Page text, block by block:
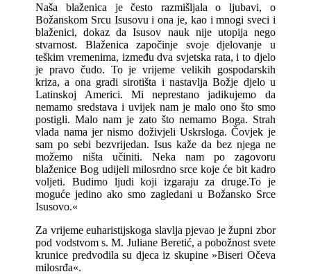
Naša blaženica je često razmišljala o ljubavi, o
Božanskom Srcu Isusovu i ona je, kao i mnogi sveci i
blaženici, dokaz da Isusov nauk nije utopija nego
stvarnost. Blaženica započinje svoje djelovanje u
teškim vremenima, između dva svjetska rata, i to djelo
je pravo čudo. To je vrijeme velikih gospodarskih
kriza, a ona gradi sirotišta i nastavlja Božje djelo u
Latinskoj Americi. Mi neprestano jadikujemo da
nemamo sredstava i uvijek nam je malo ono što smo
postigli. Malo nam je zato što nemamo Boga. Strah
vlada nama jer nismo doživjeli Uskrsloga. Čovjek je
sam po sebi bezvrijedan. Isus kaže da bez njega ne
možemo ništa učiniti. Neka nam po zagovoru
blaženice Bog udijeli milosrdno srce koje će bit kadro
voljeti. Budimo ljudi koji izgaraju za druge.To je
moguće jedino ako smo zagledani u Božansko Srce
Isusovo.«
Za vrijeme euharistijskoga slavlja pjevao je župni zbor
pod vodstvom s. M. Juliane Beretić, a pobožnost svete
krunice predvodila su djeca iz skupine »Biseri Očeva
milosrđa«.